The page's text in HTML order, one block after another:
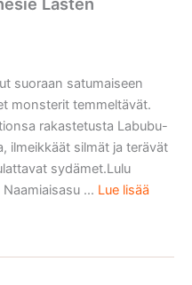
suoraan satumaiseen
monsterit temmeltävät.
rakastetusta Labubu-
ilmeikkäät silmät ja terävät
sydämet.Lulu
... Lue lisää